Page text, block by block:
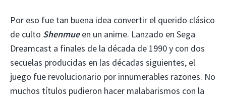
Por eso fue tan buena idea convertir el querido clásico
de culto Shenmueen un anime. Lanzado en Sega
Dreamcast a finales de la década de 1990 y con dos
secuelas producidas en las décadas siguientes, el
juego fue revolucionario por innumerables razones. No
muchos títulos pudieron hacer malabarismos con la